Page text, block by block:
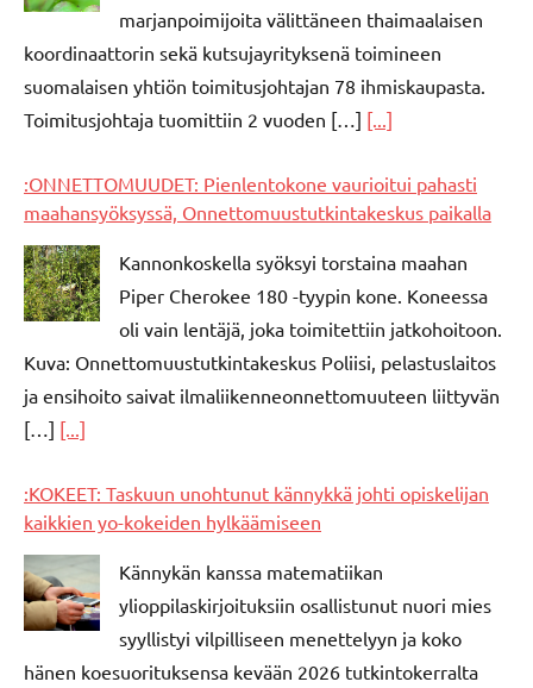
marjanpoimijoita välittäneen thaimaalaisen
koordinaattorin sekä kutsujayrityksenä toimineen
suomalaisen yhtiön toimitusjohtajan 78 ihmiskaupasta.
Toimitusjohtaja tuomittiin 2 vuoden […] [...]
:ONNETTOMUUDET: Pienlentokone vaurioitui pahasti
maahansyöksyssä, Onnettomuustutkintakeskus paikalla
Kannonkoskella syöksyi torstaina maahan
Piper Cherokee 180 -tyypin kone. Koneessa
oli vain lentäjä, joka toimitettiin jatkohoitoon.
Kuva: Onnettomuustutkintakeskus Poliisi, pelastuslaitos
ja ensihoito saivat ilmaliikenneonnettomuuteen liittyvän
[…] [...]
:KOKEET: Taskuun unohtunut kännykkä johti opiskelijan
kaikkien yo-kokeiden hylkäämiseen
Kännykän kanssa matematiikan
ylioppilaskirjoituksiin osallistunut nuori mies
syyllistyi vilpilliseen menettelyyn ja koko
hänen koesuorituksensa kevään 2026 tutkintokerralta